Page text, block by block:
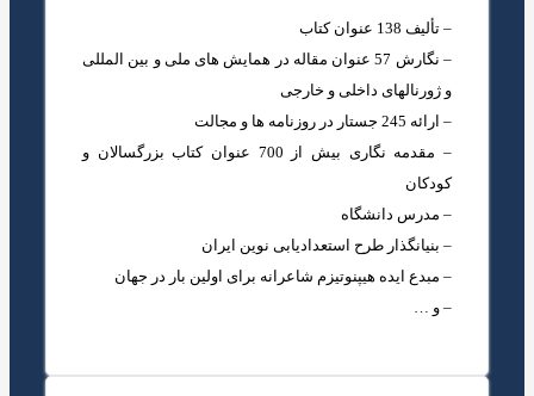
– تألیف 138 عنوان کتاب
– نگارش 57 عنوان مقاله در همایش های ملی و بین المللی
و ژورنالهای داخلی و خارجی
– ارائه 245 جستار در روزنامه ها و مجالت
– مقدمه نگاری بیش از 700 عنوان کتاب بزرگسالان و
کودکان
– مدرس دانشگاه
– بنیانگذار طرح استعدادیابی نوین ایران
– مبدع ایده هیپنوتیزم شاعرانه برای اولین بار در جهان
– و …